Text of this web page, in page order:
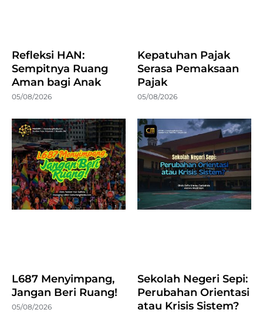
Refleksi HAN:
Sempitnya Ruang
Aman bagi Anak
05/08/2026
Kepatuhan Pajak
Serasa Pemaksaan
Pajak
05/08/2026
L687 Menyimpang,
Jangan Beri Ruang!
05/08/2026
Sekolah Negeri Sepi:
Perubahan Orientasi
atau Krisis Sistem?